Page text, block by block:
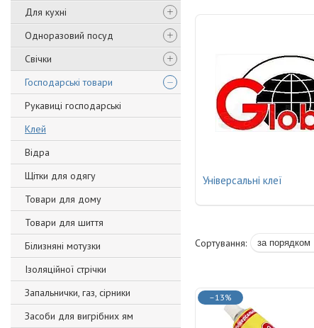
Для кухні
Одноразовий посуд
Свічки
Господарські товари
Рукавиці господарські
Клей
Відра
Щітки для одягу
Товари для дому
Товари для шиття
Білизняні мотузки
Ізоляційної стрічки
Запальнички, газ, сірники
Засоби для вигрібних ям
Універсальні клеї
–13%